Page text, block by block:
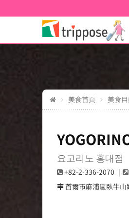
美食首頁 美食
요고리노 홍대점
+82-2-336-2070
首爾市麻浦區臥牛